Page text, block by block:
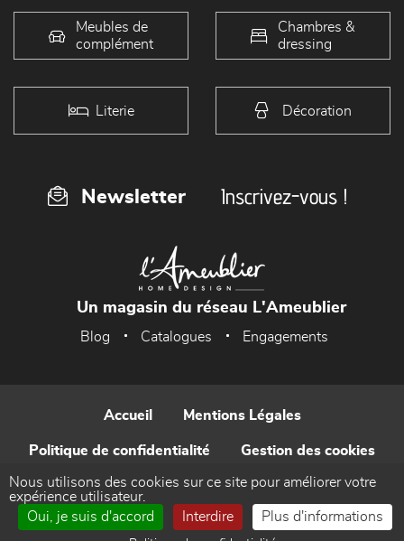
Meubles de
complément
Chambres &
dressing
Literie Décoration
Newsletter Inscrivez-vous !
Un magasin du réseau L'Ameublier
Blog Catalogues Engagements
Accueil Mentions Légales
Politique de confidentialité Gestion des cookies
Contact
Nous utilisons des cookies sur ce site pour améliorer votre
expérience utilisateur.
Oui, je suis d'accord
Interdire Plus d'informations